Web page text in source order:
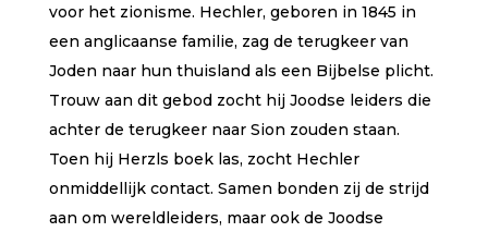
voor het zionisme. Hechler, geboren in 1845 in
een anglicaanse familie, zag de terugkeer van
Joden naar hun thuisland als een Bijbelse plicht.
Trouw aan dit gebod zocht hij Joodse leiders die
achter de terugkeer naar Sion zouden staan.
Toen hij Herzls boek las, zocht Hechler
onmiddellijk contact. Samen bonden zij de strijd
aan om wereldleiders, maar ook de Joodse